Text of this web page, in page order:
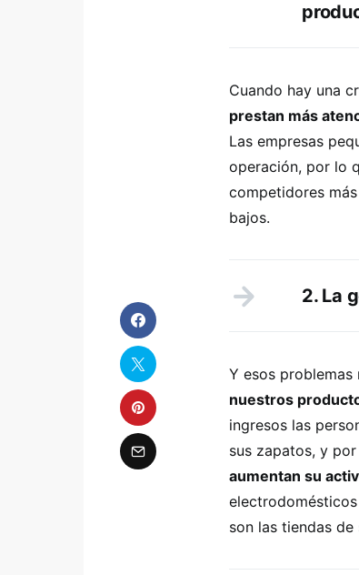
Cuando hay una
prestan más
Las empresas
operación, por lo
competidores
bajos.
2. La
Y esos problemas
nuestros
ingresos las
sus zapatos, y
aumentan su
son las tiendas de